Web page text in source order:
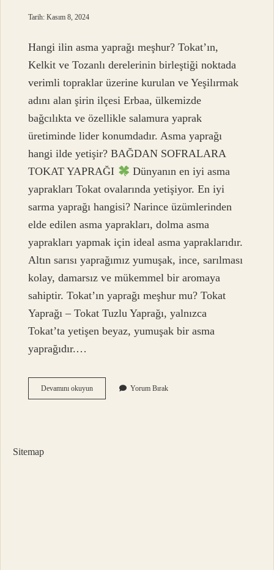
Tarih: Kasım 8, 2024
Hangi ilin asma yaprağı meşhur? Tokat’ın,
Kelkit ve Tozanlı derelerinin birleştiği noktada
verimli topraklar üzerine kurulan ve Yeşilırmak
adını alan şirin ilçesi Erbaa, ülkemizde
bağcılıkta ve özellikle salamura yaprak
üretiminde lider konumdadır. Asma yaprağı
hangi ilde yetişir? BAĞDAN SOFRALARA
TOKAT YAPRAĞI
Dünyanın en iyi asma
yaprakları Tokat ovalarında yetişiyor. En iyi
sarma yaprağı hangisi? Narince üzümlerinden
elde edilen asma yaprakları, dolma asma
yaprakları yapmak için ideal asma yapraklarıdır.
Altın sarısı yaprağımız yumuşak, ince, sarılması
kolay, damarsız ve mükemmel bir aromaya
sahiptir. Tokat’ın yaprağı meşhur mu? Tokat
Yaprağı – Tokat Tuzlu Yaprağı, yalnızca
Tokat’ta yetişen beyaz, yumuşak bir asma
yaprağıdır.…
Devamını okuyunHangi
Ilimizin
Yorum Bırak
Sitemap